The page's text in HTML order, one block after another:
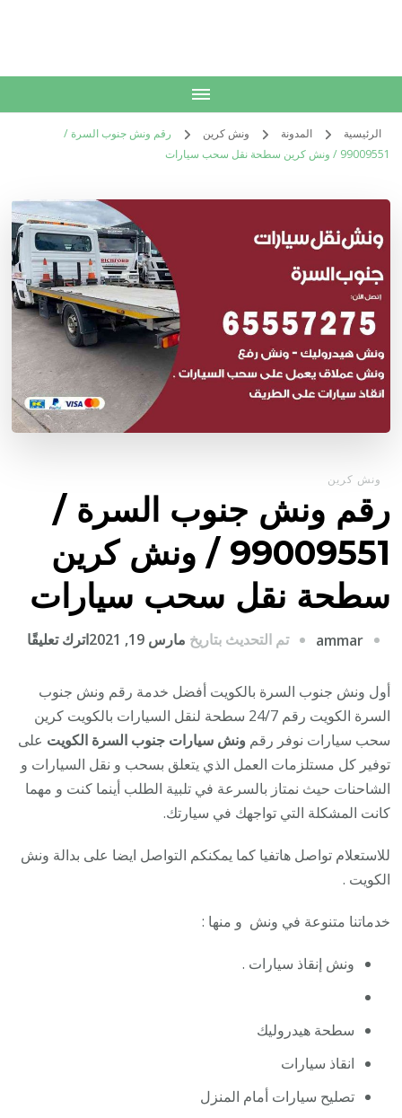
الرئيسية المدونة ونش كرين
رقم ونش جنوب السرة /
99009551‬ / ونش كرين سطحة نقل سحب سيارات
ونش كرين
رقم ونش جنوب السرة /
99009551‬ / ونش كرين
سطحة نقل سحب سيارات
ammar تم التحديث بتاريخ مارس 19, 2021 اترك تعليقًا
أول ونش جنوب السرة بالكويت أفضل خدمة رقم ونش جنوب
السرة الكويت رقم 24/7 سطحة لنقل السيارات بالكويت كرين
سحب سيارات نوفر رقم ونش سيارات جنوب السرة الكويت على
توفير كل مستلزمات العمل الذي يتعلق بسحب و نقل السيارات و
الشاحنات حيث نمتاز بالسرعة في تلبية الطلب أينما كنت و مهما
كانت المشكلة التي تواجهك في سيارتك.
للاستعلام تواصل هاتفيا كما يمكنكم التواصل ايضا على بدالة ونش
الكويت .
خدماتنا متنوعة في ونش و منها :
ونش إنقاذ سيارات .
سطحة هيدروليك
انقاذ سيارات
تصليح سيارات أمام المنزل